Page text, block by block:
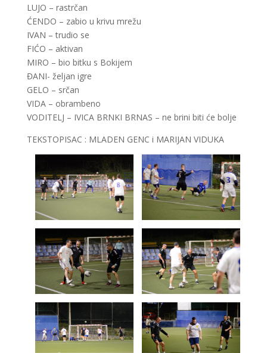
LUJO – rastrčan
ĆENDO – zabio u krivu mrežu
IVAN – trudio se
FIĆO – aktivan
MIRO – bio bitku s Bokijem
ĐANI- željan igre
GELO – srčan
VIDA – obrambeno
VODITELJ – IVICA BRNKI BRNAS – ne brini biti će bolje
TEKSTOPISAC : MLADEN GENC i MARIJAN VIDUKA